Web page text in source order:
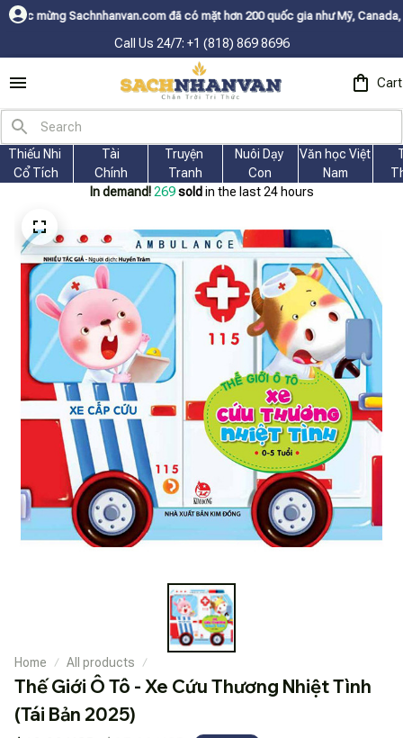
đã có mặt hơn 200 quốc gia như Mỹ, Canada, Úc, Nhật, Hàn, và
Call Us 24/7: +1 (818) 869 8696
Cart
Thiếu Nhi
Cổ Tích
Tài
Chính
Truyện
Tranh
Nuôi Dạy
Con
Văn học Việt
Nam
In demand! 269 sold in the last 24 hours
Home All products
Thế Giới Ô Tô - Xe Cứu Thương Nhiệt Tình
(Tái Bản 2025)